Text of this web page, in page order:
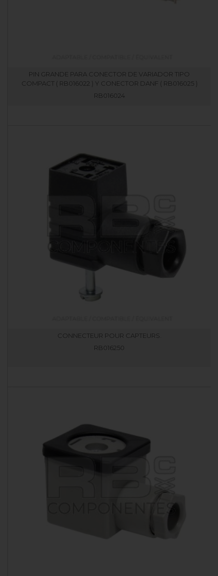
PIN GRANDE PARA CONECTOR DE VARIADOR TIPO
COMPACT ( RB016022 ) Y CONECTOR DANF ( RB016025 )
RB016024
CONNECTEUR POUR CAPTEURS.
RB016250